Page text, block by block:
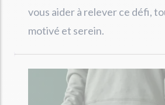
vous aider à relever ce défi,
motivé et serein.